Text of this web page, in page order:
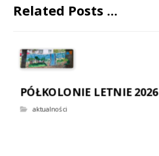
Related Posts ...
PÓŁKOLONIE LETNIE 2026
aktualności